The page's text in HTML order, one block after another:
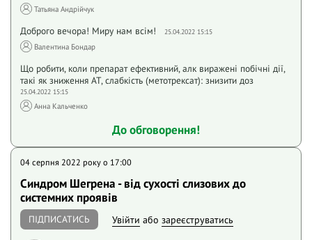
Татьяна Андрійчук
Доброго вечора! Миру нам всім! 25.04.2022 15:15
Валентина Бондар
Що робити, коли препарат ефективний, алк виражені побічні дії,
такі як зниження АТ, слабкість (метотрексат): знизити доз
25.04.2022 15:15
Анна Кальченко
До обговорення!
04 серпня 2022 року o 17:00
Синдром Шегрена - від сухості слизових до
системних проявів
ПІДПИСАТИСЬ Увійти або зареєструватись